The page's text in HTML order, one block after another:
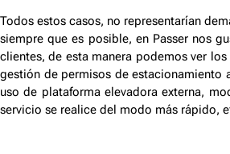
Todos estos casos, no representarían
siempre que es posible, en Passer nos
clientes, de esta manera podemos ver
gestión de permisos de estacionamiento
uso de plataforma elevadora externa,
servicio se realice del modo más rápido,